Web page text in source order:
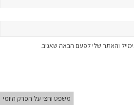
והאתר שלי לפעם הבאה שאגיב.
משפט וחצי על הפרק היומי